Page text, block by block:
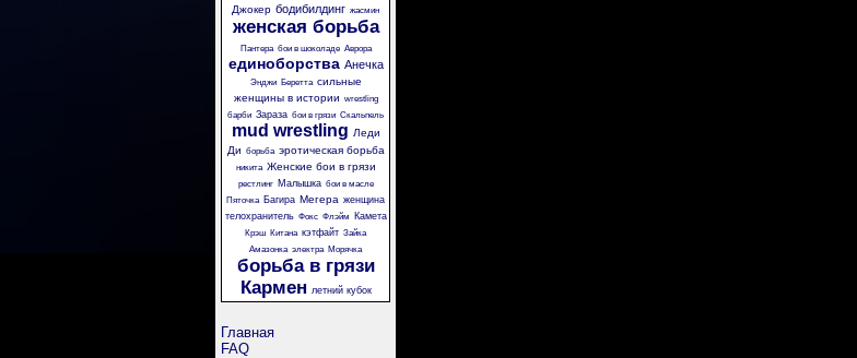
Джокер бодибилдинг жасмин
женская борьба
Пантера бои в шоколаде Аврора
единоборства Анечка
Энджи Беретта сильные
женщины в истории wrestling
барби Зараза бои в грязи Скальпель
mud wrestling Леди
Ди борьба эротическая борьба
никита Женские бои в грязи
рестлинг Малышка бои в масле
Пяточка Багира Мегера женщина
телохранитель Фокс Флэйм Камета
Крэш Китана кэтфайт Зайка
Амазонка электра Морячка
борьба в грязи
Кармен летний кубок
Главная
FAQ